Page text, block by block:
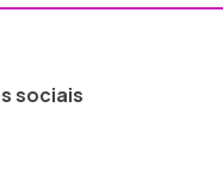
sociais
ao